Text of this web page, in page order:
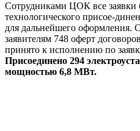
Сотрудниками ЦОК все
технологического присое-
для дальнейшего оформления.
заявителям 748 оферт
принято к исполнению по
Присоединено 294
мощностью 6,8 МВт.